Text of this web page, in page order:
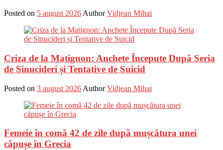
Posted on 5 august 2026 Author Vidjean Mihai
Criza de la Matignon: Anchete Începute După Seria
de Sinucideri și Tentative de Suicid
Posted on 3 august 2026 Author Vidjean Mihai
Femeie în comă 42 de zile după mușcătura unei
căpușe în Grecia